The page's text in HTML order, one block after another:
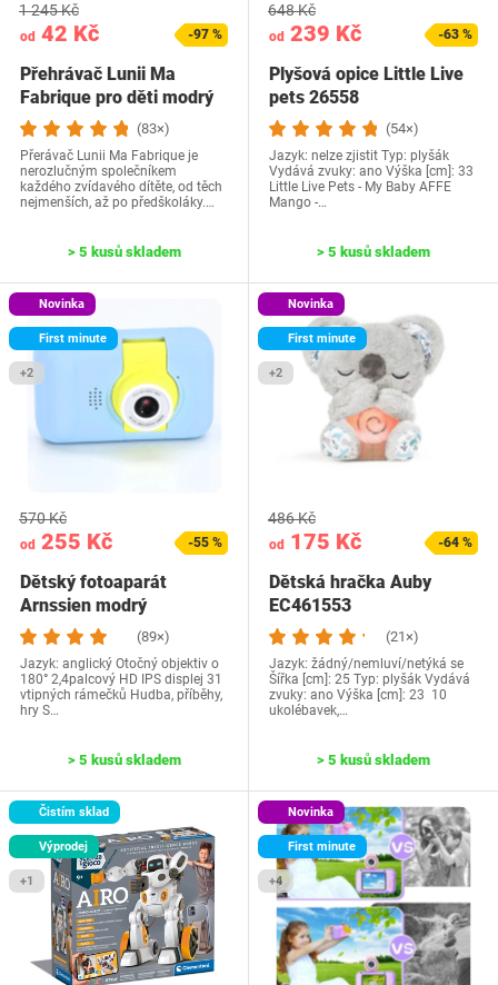
od 42 Kč
1 245 Kč
-97 %
Přehrávač Lunii Ma
Fabrique pro děti modrý
(83×)
Přerávač Lunii Ma Fabrique je
nerozlučným společníkem
každého zvídavého dítěte, od těch
nejmenších, až po předškoláky.…
> 5 kusů skladem
od 239 Kč
648 Kč
-63 %
Plyšová opice Little Live
pets 26558
(54×)
Jazyk: nelze zjistit Typ: plyšák
Vydává zvuky: ano Výška [cm]: 33
Little Live Pets - My Baby AFFE
Mango -…
> 5 kusů skladem
Novinka
First minute
+2
od 255 Kč
570 Kč
-55 %
Dětský fotoaparát
Arnssien modrý
(89×)
Jazyk: anglický Otočný objektiv o
180° 2,4palcový HD IPS displej 31
vtipných rámečků Hudba, příběhy,
hry S…
> 5 kusů skladem
Novinka
First minute
+2
od 175 Kč
486 Kč
-64 %
Dětská hračka Auby
EC461553
(21×)
Jazyk: žádný/nemluví/netýká se
Šířka [cm]: 25 Typ: plyšák Vydává
zvuky: ano Výška [cm]: 23 10
ukolébavek,…
> 5 kusů skladem
Čistím sklad
Výprodej
+1
Novinka
First minute
+4